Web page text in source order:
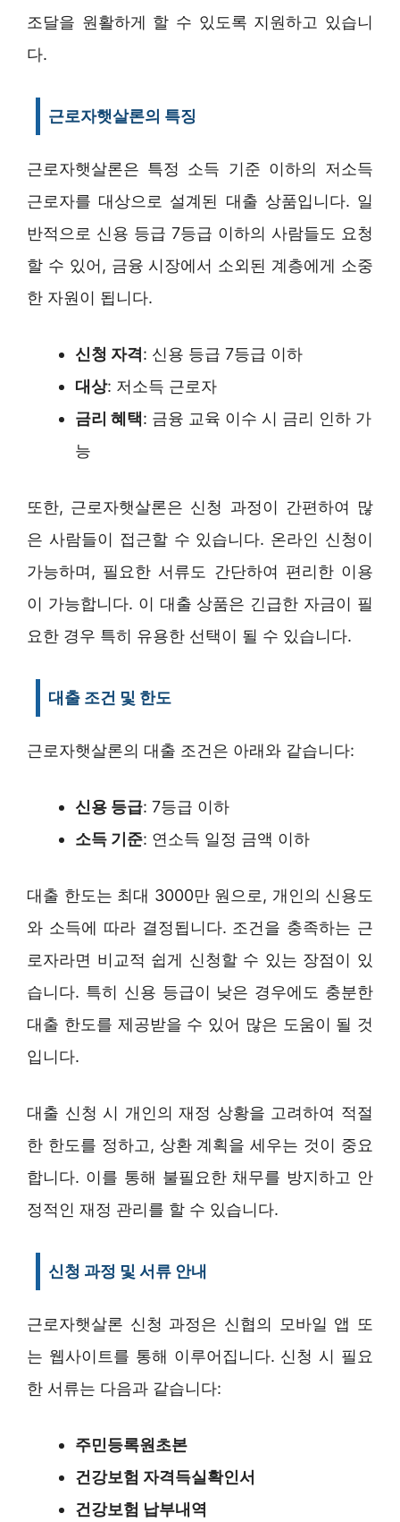
조달을 원활하게 할 수 있도록 지원하고 있습니
다.
근로자햇살론의 특징
근로자햇살론은 특정 소득 기준 이하의 저소득
근로자를 대상으로 설계된 대출 상품입니다. 일
반적으로 신용 등급 7등급 이하의 사람들도 요청
할 수 있어, 금융 시장에서 소외된 계층에게 소중
한 자원이 됩니다.
신청 자격: 신용 등급 7등급 이하
대상: 저소득 근로자
금리 혜택: 금융 교육 이수 시 금리 인하 가
능
또한, 근로자햇살론은 신청 과정이 간편하여 많
은 사람들이 접근할 수 있습니다. 온라인 신청이
가능하며, 필요한 서류도 간단하여 편리한 이용
이 가능합니다. 이 대출 상품은 긴급한 자금이 필
요한 경우 특히 유용한 선택이 될 수 있습니다.
대출 조건 및 한도
근로자햇살론의 대출 조건은 아래와 같습니다:
신용 등급: 7등급 이하
소득 기준: 연소득 일정 금액 이하
대출 한도는 최대 3000만 원으로, 개인의 신용도
와 소득에 따라 결정됩니다. 조건을 충족하는 근
로자라면 비교적 쉽게 신청할 수 있는 장점이 있
습니다. 특히 신용 등급이 낮은 경우에도 충분한
대출 한도를 제공받을 수 있어 많은 도움이 될 것
입니다.
대출 신청 시 개인의 재정 상황을 고려하여 적절
한 한도를 정하고, 상환 계획을 세우는 것이 중요
합니다. 이를 통해 불필요한 채무를 방지하고 안
정적인 재정 관리를 할 수 있습니다.
신청 과정 및 서류 안내
근로자햇살론 신청 과정은 신협의 모바일 앱 또
는 웹사이트를 통해 이루어집니다. 신청 시 필요
한 서류는 다음과 같습니다:
주민등록원초본
건강보험 자격득실확인서
건강보험 납부내역